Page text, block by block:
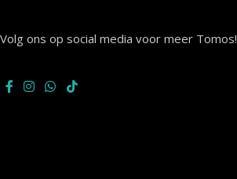
Volg ons op social media voor meer Tomos!